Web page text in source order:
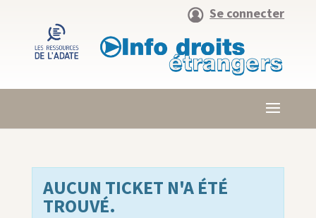
Se connecter
AUCUN TICKET N'A ÉTÉ
TROUVÉ.